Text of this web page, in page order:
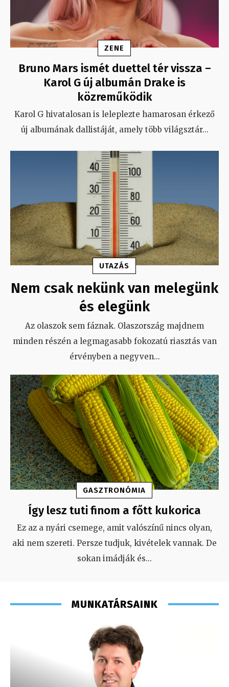
ZENE
Bruno Mars ismét duettel tér vissza –
Karol G új albumán Drake is
közreműködik
Karol G hivatalosan is leleplezte hamarosan érkező
új albumának dallistáját, amely több világsztár...
UTAZÁS
Nem csak nekünk van melegünk
és elegünk
Az olaszok sem fáznak. Olaszország majdnem
minden részén a legmagasabb fokozatú riasztás van
érvényben a negyven...
GASZTRONÓMIA
Így lesz tuti finom a főtt kukorica
Ez az a nyári csemege, amit valószínű nincs olyan,
aki nem szereti. Persze tudjuk, kivételek vannak. De
sokan imádják és...
MUNKATÁRSAINK